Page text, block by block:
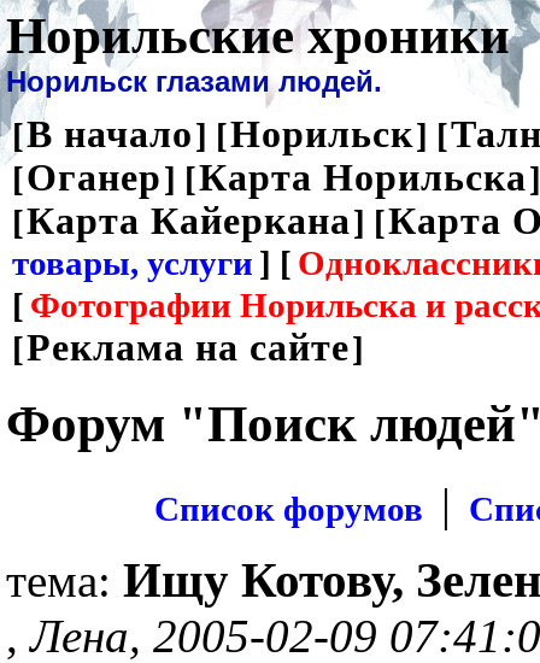
Норильские хроники
Норильск глазами людей.
[В начало] [Норильск] [
[Оганер] [Карта Норильска
[Карта Кайеркана] [Карта
товары, услуги ] [
[ Фотографии Норильска и
[Реклама на сайте]
Форум "Поиск
Список форумов |
тема: Ищу Котову,
,Лена, 2005-02-09